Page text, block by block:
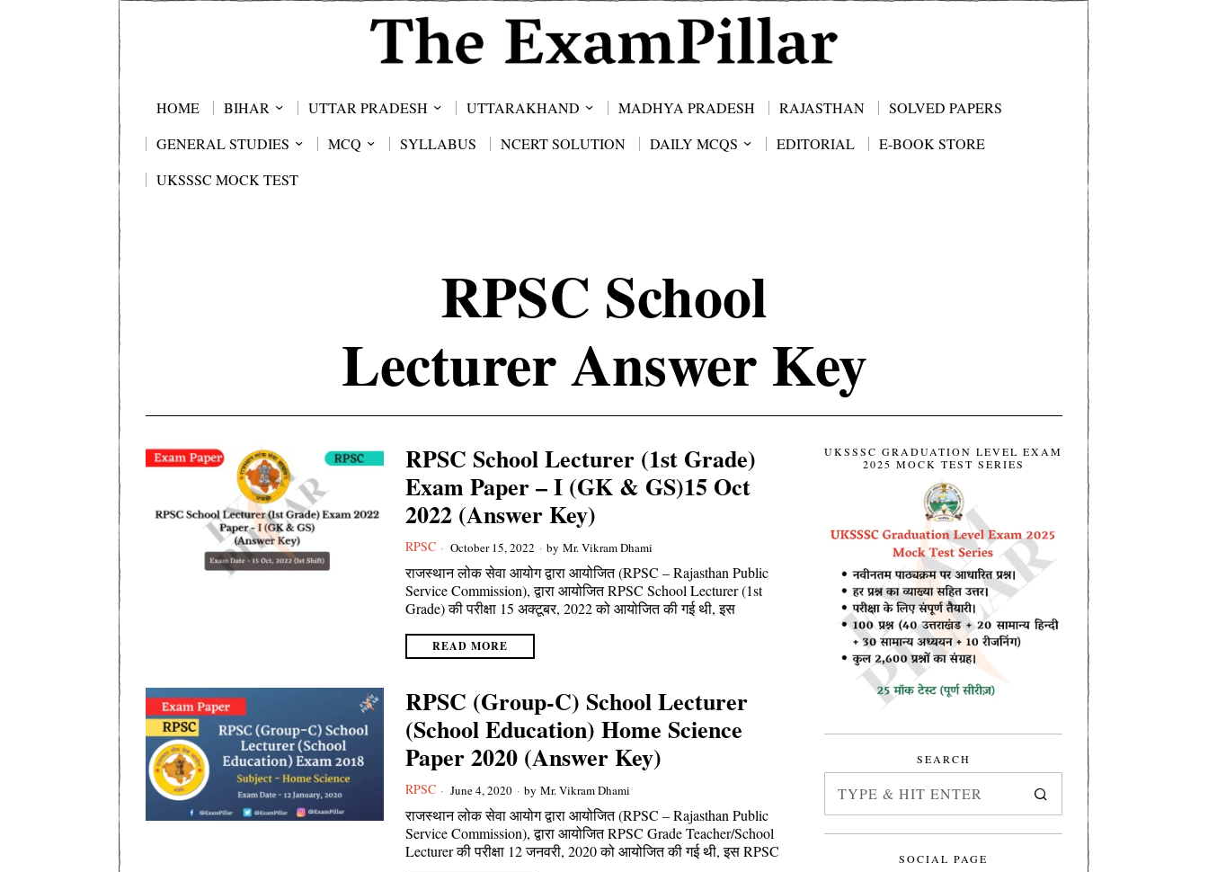
HOME BIHAR UTTAR PRADESH UTTARAKHAND MADHYA PRADESH RAJASTHAN
SOLVED PAPERS
GENERAL STUDIES
MCQ SYLLABUS NCERT SOLUTION DAILY MCQS EDITORIAL
E-BOOK STORE
UKSSSC MOCK TEST
RPSC School
Lecturer Answer Key
RPSC School Lecturer (1st Grade)
Exam Paper – I (GK & GS)15 Oct
2022 (Answer Key)
RPSC October 15, 2022 by Mr. Vikram Dhami
राजस्थान लोक सेवा आयोग द्वारा आयोजित (RPSC – Rajasthan Public
Service Commission), द्वारा आयोजित RPSC School Lecturer (1st
Grade) की परीक्षा 15 अक्टूबर, 2022 को आयोजित की गई थी, इस
READ MORE
RPSC (Group-C) School Lecturer
(School Education) Home Science
Paper 2020 (Answer Key)
RPSC June 4, 2020 by Mr. Vikram Dhami
राजस्थान लोक सेवा आयोग द्वारा आयोजित (RPSC – Rajasthan Public
Service Commission), द्वारा आयोजित RPSC Grade Teacher/School
Lecturer की परीक्षा 12 जनवरी, 2020 को आयोजित की गई थी, इस RPSC
UKSSSC GRADUATION LEVEL EXAM
2025 MOCK TEST SERIES
SEARCH
SOCIAL PAGE